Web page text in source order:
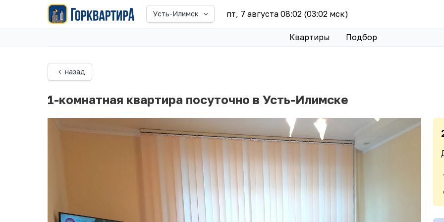
Усть-Илимск пт, 7 августа 08:02 (03:02 мск)
Квартиры Подбор
назад
1-комнатная квартира посуточно в Усть-Илимске